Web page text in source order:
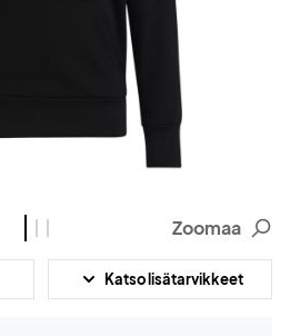
Zoomaa
Katso lisätarvikkeet